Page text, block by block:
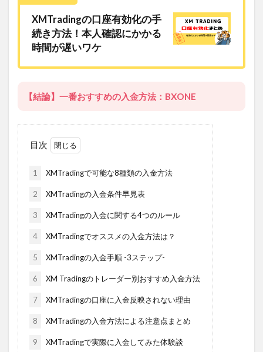
XMTradingの口座有効化の手
続き方法！本人確認にかかる
時間が遅いワケ
【結論】一番おすすめの入金方法：BXONE
目次
1 XMTradingで可能な8種類の入金方法
2 XMTradingの入金条件早見表
3 XMTradingの入金に関する4つのルール
4 XMTradingでオススメの入金方法は？
5 XMTradingの入金手順 -3ステップ-
6 XM Tradingのトレーダー別おすすめ入金方法
7 XMTradingの口座に入金反映されない理由
8 XMTradingの入金方法による注意点まとめ
9 XMTradingで実際に入金してみた体験談